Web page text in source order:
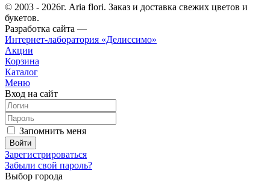
© 2003 - 2026г. Aria flori. Заказ и доставка свежих цветов и
букетов.
Разработка сайта —
Интернет-лаборатория «Делиссимо»
Акции
Корзина
Каталог
Меню
Вход на сайт
Запомнить меня
Зарегистрироваться
Забыли свой пароль?
Выбор города